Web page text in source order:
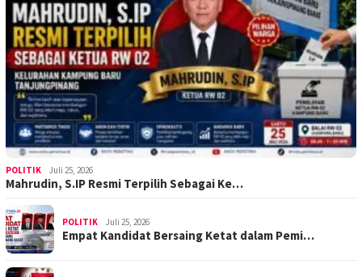
POLITIK Juli 25, 2026
Mahrudin, S.IP Resmi Terpilih Sebagai Ke…
POLITIK Juli 25, 2026
Empat Kandidat Bersaing Ketat dalam Pemi…